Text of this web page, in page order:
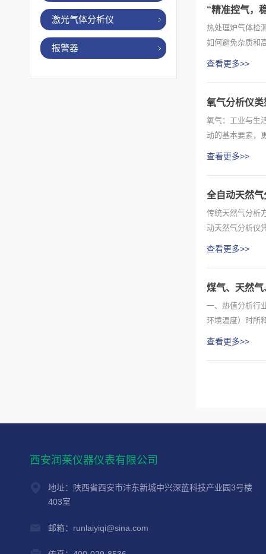
激光气体分析仪
报警器
“精准控气，
热处理炉气体检
如何避免杂质和
查看更多>>
氧气分析仪
氧气：工业与生
动的基本要素，
在工业...
查看更多>>
全自动天然
传统天然气分析
动天然气分析仪
成天然...
查看更多>>
煤气、天然
一、热值分析行
环境温度）时所
用过程中...
查看更多>>
西安润莱仪器仪表有限公司
地址：陕西省西安市沣东新城中兴深蓝科技产业园3号楼
403室
邮箱：runlaiyiqi@sina.com